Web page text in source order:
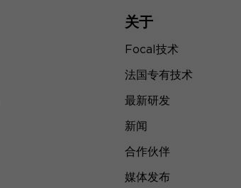
关于
Focal技术
法国专有技术
最新研发
新闻
合作伙伴
媒体发布